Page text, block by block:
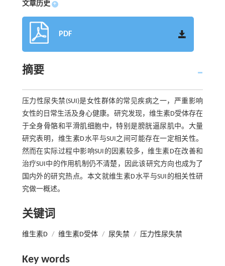
文章历史 +
PDF
摘要
压力性尿失禁(SUI)是女性群体的常见疾病之一，严重影响
女性的日常生活及身心健康。研究发现，维生素D受体存在
于全身骨骼和平滑肌细胞中，特别是膀胱逼尿肌中。大量
研究表明，维生素D水平与SUI之间可能存在一定相关性。
然而在实际过程中影响SUI的因素较多，维生素D在改善和
治疗SUI中的作用机制仍不清楚，因此该研究方向也成为了
国内外的研究热点。本文就维生素D水平与SUI的相关性研
究做一概述。
关键词
维生素D / 维生素D受体 / 尿失禁 / 压力性尿失禁
Key words